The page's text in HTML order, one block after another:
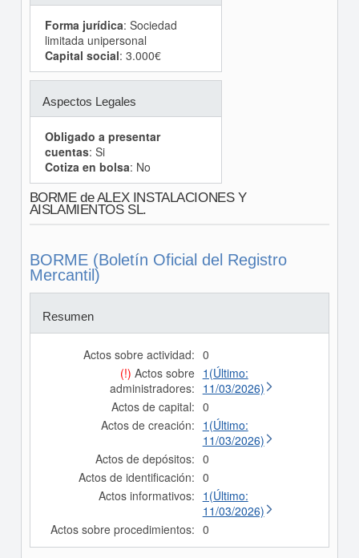
Forma jurídica: Sociedad
limitada unipersonal
Capital social: 3.000€
Aspectos Legales
Obligado a presentar
cuentas: Si
Cotiza en bolsa: No
BORME de ALEX INSTALACIONES Y
AISLAMIENTOS SL.
BORME (Boletín Oficial del Registro
Mercantil)
Resumen
Actos sobre actividad: 0
(!) Actos sobre
administradores:
1(Último:
11/03/2026)
Actos de capital: 0
Actos de creación: 1(Último:
11/03/2026)
Actos de depósitos: 0
Actos de identificación: 0
Actos informativos: 1(Último:
11/03/2026)
Actos sobre procedimientos: 0